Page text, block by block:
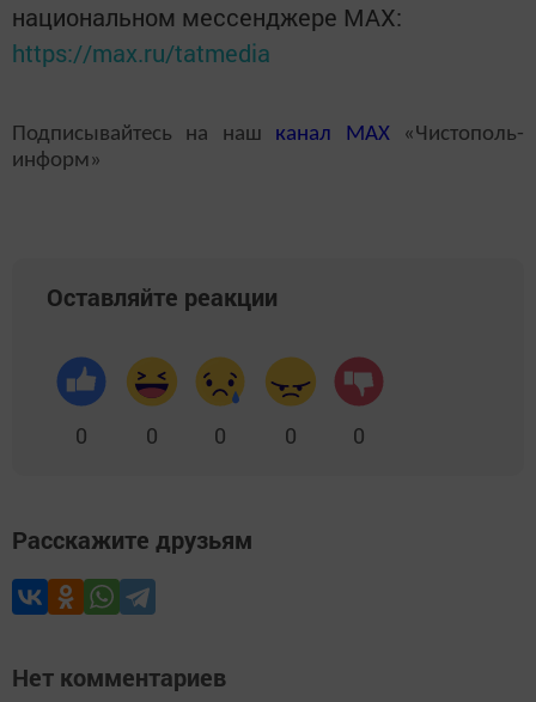
национальном мессенджере MАХ:
https://max.ru/tatmedia
Подписывайтесь на наш канал MAX«Чистополь-
информ»
Оставляйте реакции
0 0 0 0 0
Расскажите друзьям
Нет комментариев